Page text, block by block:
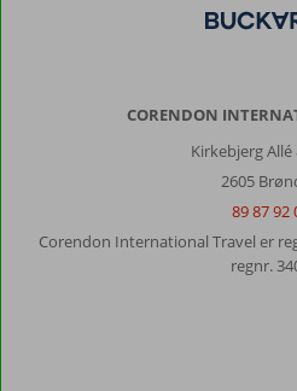
CORENDON
Kirkebjerg Allé
2605
89 87 92
Corendon International Travel er
regnr.